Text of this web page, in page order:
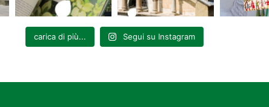
carica di più... Segui su Instagram